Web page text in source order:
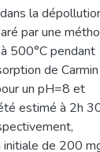
la
par une
500°C pendant
de
un pH=8 et
estimé à 2h
de 200